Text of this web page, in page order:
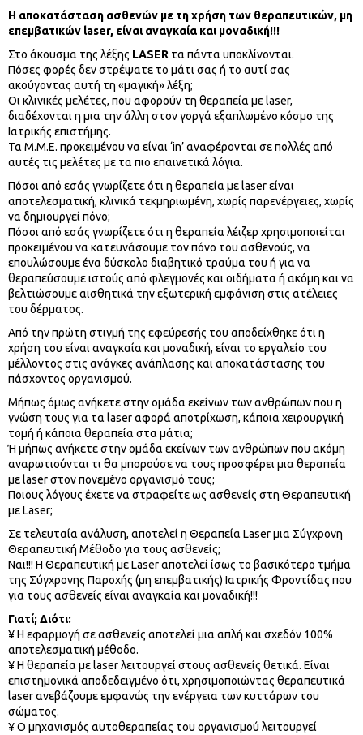
Η αποκατάσταση ασθενών με τη χρήση των θεραπευτικών, μη
επεμβατικών laser, είναι αναγκαία και μοναδική!!!
Στο άκουσμα της λέξης LASER τα πάντα υποκλίνονται.
Πόσες φορές δεν στρέψατε το μάτι σας ή το αυτί σας
ακούγοντας αυτή τη «μαγική» λέξη;
Οι κλινικές μελέτες, που αφορούν τη θεραπεία με laser,
διαδέχονται η μια την άλλη στον γοργά εξαπλωμένο κόσμο της
Ιατρικής επιστήμης.
Τα Μ.Μ.Ε. προκειμένου να είναι ‘in’ αναφέρονται σε πολλές από
αυτές τις μελέτες με τα πιο επαινετικά λόγια.
Πόσοι από εσάς γνωρίζετε ότι η θεραπεία με laser είναι
αποτελεσματική, κλινικά τεκμηριωμένη, χωρίς παρενέργειες, χωρίς
να δημιουργεί πόνο;
Πόσοι από εσάς γνωρίζετε ότι η θεραπεία λέιζερ χρησιμοποιείται
προκειμένου να κατευνάσουμε τον πόνο του ασθενούς, να
επουλώσουμε ένα δύσκολο διαβητικό τραύμα του ή για να
θεραπεύσουμε ιστούς από φλεγμονές και οιδήματα ή ακόμη και να
βελτιώσουμε αισθητικά την εξωτερική εμφάνιση στις ατέλειες
του δέρματος.
Από την πρώτη στιγμή της εφεύρεσής του αποδείχθηκε ότι η
χρήση του είναι αναγκαία και μοναδική, είναι το εργαλείο του
μέλλοντος στις ανάγκες ανάπλασης και αποκατάστασης του
πάσχοντος οργανισμού.
Μήπως όμως ανήκετε στην ομάδα εκείνων των ανθρώπων που η
γνώση τους για τα laser αφορά αποτρίχωση, κάποια χειρουργική
τομή ή κάποια θεραπεία στα μάτια;
Ή μήπως ανήκετε στην ομάδα εκείνων των ανθρώπων που ακόμη
αναρωτιούνται τι θα μπορούσε να τους προσφέρει μια θεραπεία
με laser στον πονεμένο οργανισμό τους;
Ποιους λόγους έχετε να στραφείτε ως ασθενείς στη Θεραπευτική
με Laser;
Σε τελευταία ανάλυση, αποτελεί η Θεραπεία Laser μια Σύγχρονη
Θεραπευτική Μέθοδο για τους ασθενείς;
Ναι!!! Η Θεραπευτική με Laser αποτελεί ίσως το βασικότερο τμήμα
της Σύγχρονης Παροχής (μη επεμβατικής) Ιατρικής Φροντίδας που
για τους ασθενείς είναι αναγκαία και μοναδική!!!
Γιατί; Διότι:
¥ Η εφαρμογή σε ασθενείς αποτελεί μια απλή και σχεδόν 100%
αποτελεσματική μέθοδο.
¥ Η θεραπεία με laser λειτουργεί στους ασθενείς θετικά. Είναι
επιστημονικά αποδεδειγμένο ότι, χρησιμοποιώντας θεραπευτικά
laser ανεβάζουμε εμφανώς την ενέργεια των κυττάρων του
σώματος.
¥ Ο μηχανισμός αυτοθεραπείας του οργανισμού λειτουργεί